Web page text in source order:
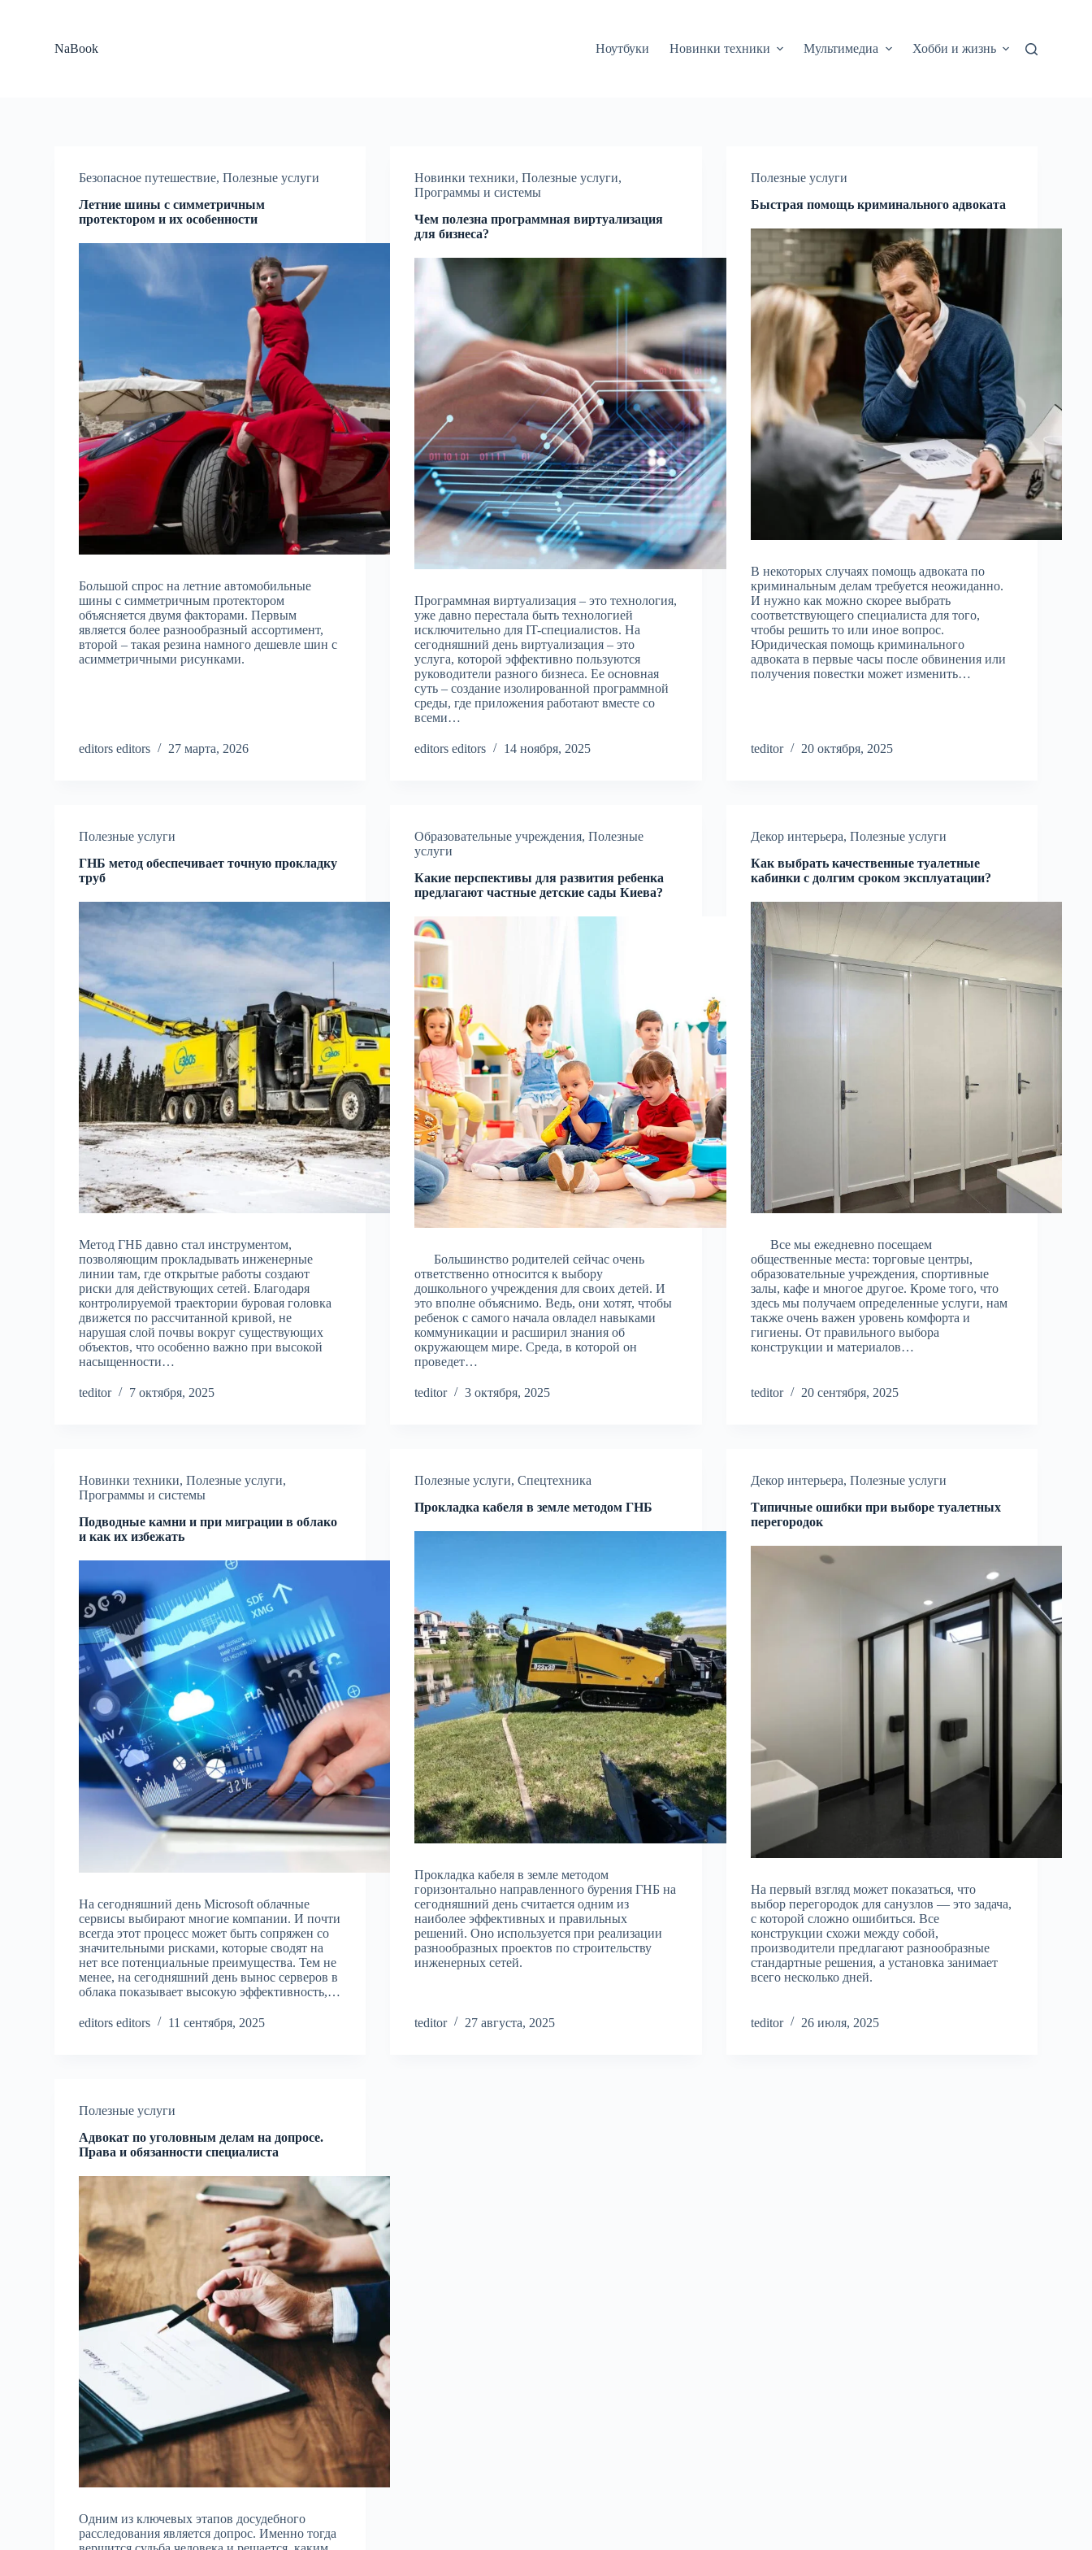
NaBook Ноутбуки Новинки техники Мультимедиа Хобби и жизнь
Безопасное путешествие,Полезные услуги
Летние шины с симметричным
протектором и их особенности
Большой спрос на летние автомобильные
шины с симметричным протектором
объясняется двумя факторами. Первым
является более разнообразный ассортимент,
второй – такая резина намного дешевле шин с
асимметричными рисунками.
editors editors 27 марта, 2026
Новинки техники,Полезные услуги,
Программы и системы
Чем полезна программная виртуализация
для бизнеса?
Программная виртуализация – это технология,
уже давно перестала быть технологией
исключительно для IT-специалистов. На
сегодняшний день виртуализация – это
услуга, которой эффективно пользуются
руководители разного бизнеса. Ее основная
суть – создание изолированной программной
среды, где приложения работают вместе со
всеми…
editors editors 14 ноября, 2025
Полезные услуги
Быстрая помощь криминального адвоката
В некоторых случаях помощь адвоката по
криминальным делам требуется неожиданно.
И нужно как можно скорее выбрать
соответствующего специалиста для того,
чтобы решить то или иное вопрос.
Юридическая помощь криминального
адвоката в первые часы после обвинения или
получения повестки может изменить…
teditor 20 октября, 2025
Полезные услуги
ГНБ метод обеспечивает точную прокладку
труб
Метод ГНБ давно стал инструментом,
позволяющим прокладывать инженерные
линии там, где открытые работы создают
риски для действующих сетей. Благодаря
контролируемой траектории буровая головка
движется по рассчитанной кривой, не
нарушая слой почвы вокруг существующих
объектов, что особенно важно при высокой
насыщенности…
teditor 7 октября, 2025
Образовательные учреждения,Полезные
услуги
Какие перспективы для развития ребенка
предлагают частные детские сады Киева?
Большинство родителей сейчас очень
ответственно относится к выбору
дошкольного учреждения для своих детей. И
это вполне объяснимо. Ведь, они хотят, чтобы
ребенок с самого начала овладел навыками
коммуникации и расширил знания об
окружающем мире. Среда, в которой он
проведет…
teditor 3 октября, 2025
Декор интерьера, Полезные услуги
Как выбрать качественные туалетные
кабинки с долгим сроком эксплуатации?
Все мы ежедневно посещаем
общественные места: торговые центры,
образовательные учреждения, спортивные
залы, кафе и многое другое. Кроме того, что
здесь мы получаем определенные услуги, нам
также очень важен уровень комфорта и
гигиены. От правильного выбора
конструкции и материалов…
teditor 20 сентября, 2025
Новинки техники,Полезные услуги,
Программы и системы
Подводные камни и при миграции в облако
и как их избежать
На сегодняшний день Microsoft облачные
сервисы выбирают многие компании. И почти
всегда этот процесс может быть сопряжен со
значительными рисками, которые сводят на
нет все потенциальные преимущества. Тем не
менее, на сегодняшний день вынос серверов в
облака показывает высокую эффективность,…
editors editors 11 сентября, 2025
Полезные услуги,Спецтехника
Прокладка кабеля в земле методом ГНБ
Прокладка кабеля в земле методом
горизонтально направленного бурения ГНБ на
сегодняшний день считается одним из
наиболее эффективных и правильных
решений. Оно используется при реализации
разнообразных проектов по строительству
инженерных сетей.
teditor 27 августа, 2025
Декор интерьера, Полезные услуги
Типичные ошибки при выборе туалетных
перегородок
На первый взгляд может показаться, что
выбор перегородок для санузлов — это задача,
с которой сложно ошибиться. Все
конструкции схожи между собой,
производители предлагают разнообразные
стандартные решения, а установка занимает
всего несколько дней.
teditor 26 июля, 2025
Полезные услуги
Адвокат по уголовным делам на допросе.
Права и обязанности специалиста
Одним из ключевых этапов досудебного
расследования является допрос. Именно тогда